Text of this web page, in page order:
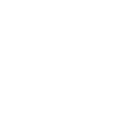
fönster.